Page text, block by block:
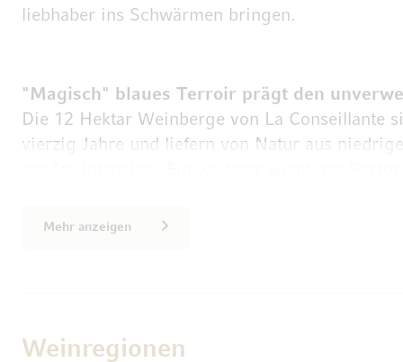
liebhaber ins Schwärmen bringen.
"Magisch" blaues Terroir prägt den
Die 12 Hektar Weinberge von La Conseillante
vierzig Jahre und liefern von Natur aus
Lehm-Kies-Gemisch – teilweise auf einer
seidige Struktur verleiht, eine einzigartige
Mehr anzeigen
Weinregionen